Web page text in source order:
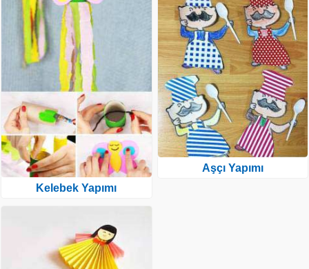
Kelebek Yapımı
Aşçı Yapımı